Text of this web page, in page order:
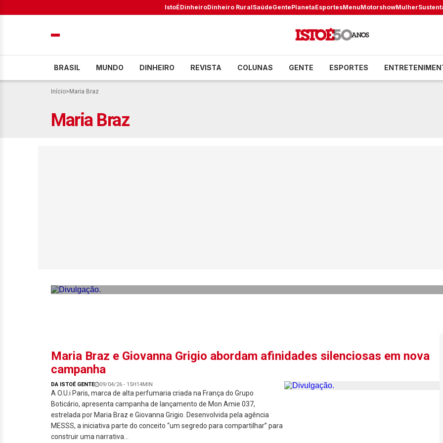
IstoÉDinheiroDinheiro RuralSaúdeGentePlanetaEsportesMenuMotorshowMulher
BRASIL MUNDO DINHEIRO REVISTA COLUNAS GENTE ESPORTES
Início> Maria Braz
Maria Braz
Maria Braz e Giovanna Grigio abordam afinidades silenciosas em nova
campanha
DA ISTOÉ GENTE 09/04/26 - 15H14MIN
A O.U.i Paris, marca de alta perfumaria criada na França do Grupo
Boticário, apresenta campanha de lançamento de Mon Amie 037,
estrelada por Maria Braz e Giovanna Grigio. Desenvolvida pela agência
MESSS, a iniciativa parte do conceito “um segredo para compartilhar” para
construir uma narrativa...